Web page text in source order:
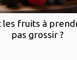
les fruits à
pas grossir ?